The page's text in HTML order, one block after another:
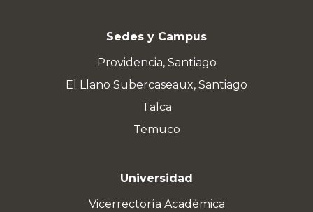
Sedes y Campus
Providencia, Santiago
El Llano Subercaseaux, Santiago
Talca
Temuco
Universidad
Vicerrectoría Académica